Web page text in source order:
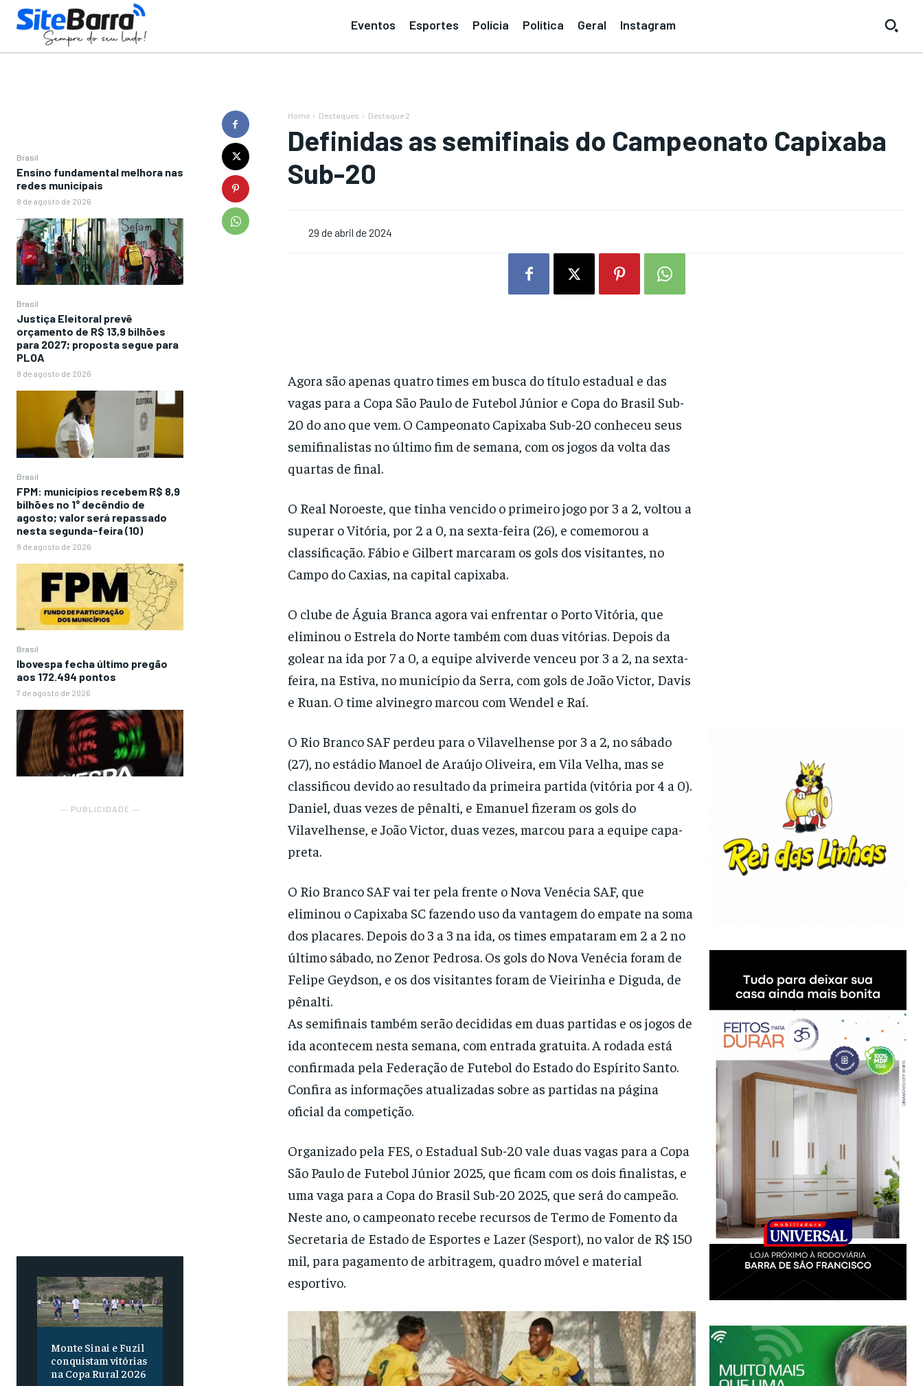
Eventos Esportes Polícia Política Geral Instagram
Brasil
Ensino fundamental melhora nas
redes municipais
8 de agosto de 2026
Brasil
Justiça Eleitoral prevê
orçamento de R$ 13,9 bilhões
para 2027; proposta segue para
PLOA
8 de agosto de 2026
Brasil
FPM: municípios recebem R$ 8,9
bilhões no 1° decêndio de
agosto; valor será repassado
nesta segunda-feira (10)
8 de agosto de 2026
Brasil
Ibovespa fecha último pregão
aos 172.494 pontos
7 de agosto de 2026
― PUBLICIDADE ―
Monte Sinai e Fuzil
conquistam vitórias
na Copa Rural 2026
Home Destaques Destaque 2
Definidas as semifinais do Campeonato Capixaba
Sub-20
29 de abril de 2024
Agora são apenas quatro times em busca do título estadual e das
vagas para a Copa São Paulo de Futebol Júnior e Copa do Brasil Sub-
20 do ano que vem. O Campeonato Capixaba Sub-20 conheceu seus
semifinalistas no último fim de semana, com os jogos da volta das
quartas de final.
O Real Noroeste, que tinha vencido o primeiro jogo por 3 a 2, voltou a
superar o Vitória, por 2 a 0, na sexta-feira (26), e comemorou a
classificação. Fábio e Gilbert marcaram os gols dos visitantes, no
Campo do Caxias, na capital capixaba.
O clube de Águia Branca agora vai enfrentar o Porto Vitória, que
eliminou o Estrela do Norte também com duas vitórias. Depois da
golear na ida por 7 a 0, a equipe alviverde venceu por 3 a 2, na sexta-
feira, na Estiva, no município da Serra, com gols de João Victor, Davis
e Ruan. O time alvinegro marcou com Wendel e Raí.
O Rio Branco SAF perdeu para o Vilavelhense por 3 a 2, no sábado
(27), no estádio Manoel de Araújo Oliveira, em Vila Velha, mas se
classificou devido ao resultado da primeira partida (vitória por 4 a 0).
Daniel, duas vezes de pênalti, e Emanuel fizeram os gols do
Vilavelhense, e João Victor, duas vezes, marcou para a equipe capa-
preta.
O Rio Branco SAF vai ter pela frente o Nova Venécia SAF, que
eliminou o Capixaba SC fazendo uso da vantagem do empate na soma
dos placares. Depois do 3 a 3 na ida, os times empataram em 2 a 2 no
último sábado, no Zenor Pedrosa. Os gols do Nova Venécia foram de
Felipe Geydson, e os dos visitantes foram de Vieirinha e Diguda, de
pênalti.
As semifinais também serão decididas em duas partidas e os jogos de
ida acontecem nesta semana, com entrada gratuita. A rodada está
confirmada pela Federação de Futebol do Estado do Espírito Santo.
Confira as informações atualizadas sobre as partidas na página
oficial da competição.
Organizado pela FES, o Estadual Sub-20 vale duas vagas para a Copa
São Paulo de Futebol Júnior 2025, que ficam com os dois finalistas, e
uma vaga para a Copa do Brasil Sub-20 2025, que será do campeão.
Neste ano, o campeonato recebe recursos de Termo de Fomento da
Secretaria de Estado de Esportes e Lazer (Sesport), no valor de R$ 150
mil, para pagamento de arbitragem, quadro móvel e material
esportivo.